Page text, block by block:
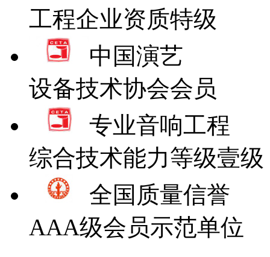
工程企业资质特级
中国演艺
设备技术协会会员
专业音响工程
综合技术能力等级壹级
全国质量信誉
AAA级会员示范单位